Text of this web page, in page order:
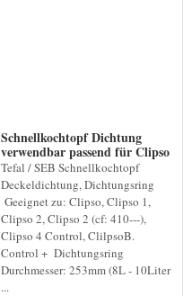
Schnellkochtopf Dichtung
verwendbar passend für Clipso
253mm
Tefal / SEB Schnellkochtopf
Deckeldichtung, Dichtungsring
Geeignet zu: Clipso, Clipso 1,
Clipso 2, Clipso 2 (cf: 410---),
Clipso 4 Control, ClilpsoB.
Control + Dichtungsring
Durchmesser: 253mm (8L - 10Liter
...